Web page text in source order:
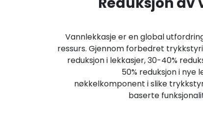
Vannlekkasje er en global
ressurs. Gjennom forbedret
reduksjon i lekkasjer, 30-40%
50% reduksjon i nye
nøkkelkomponent i slike
baserte